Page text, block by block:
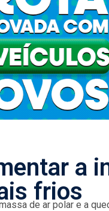
a
frios
de ar polar e a